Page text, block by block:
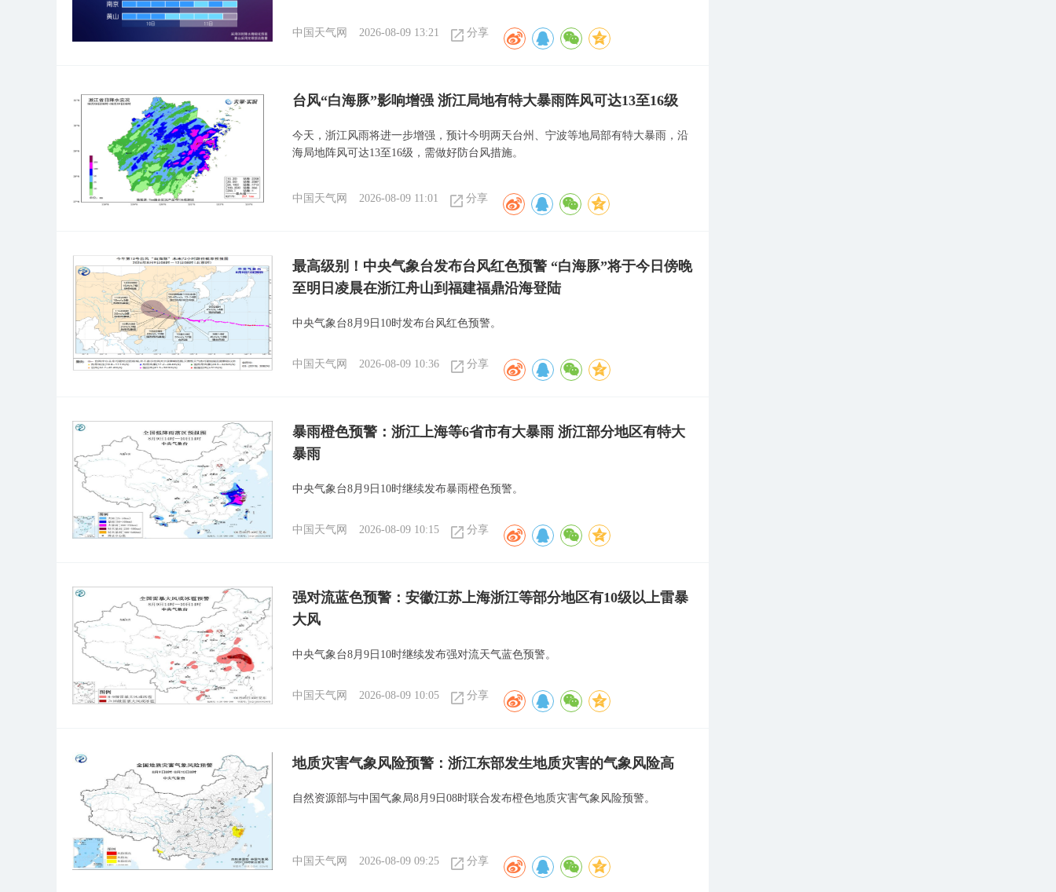
中国天气网 2026-08-09 13:21 分享
台风“白海豚”影响增强 浙江局地有特大暴雨阵风可达13至16级
今天，浙江风雨将进一步增强，预计今明两天台州、宁波等地局部有特大暴雨，沿
海局地阵风可达13至16级，需做好防台风措施。
中国天气网 2026-08-09 11:01 分享
最高级别！中央气象台发布台风红色预警 “白海豚”将于今日傍晚
至明日凌晨在浙江舟山到福建福鼎沿海登陆
中央气象台8月9日10时发布台风红色预警。
中国天气网 2026-08-09 10:36 分享
暴雨橙色预警：浙江上海等6省市有大暴雨 浙江部分地区有特大
暴雨
中央气象台8月9日10时继续发布暴雨橙色预警。
中国天气网 2026-08-09 10:15 分享
强对流蓝色预警：安徽江苏上海浙江等部分地区有10级以上雷暴
大风
中央气象台8月9日10时继续发布强对流天气蓝色预警。
中国天气网 2026-08-09 10:05 分享
地质灾害气象风险预警：浙江东部发生地质灾害的气象风险高
自然资源部与中国气象局8月9日08时联合发布橙色地质灾害气象风险预警。
中国天气网 2026-08-09 09:25 分享